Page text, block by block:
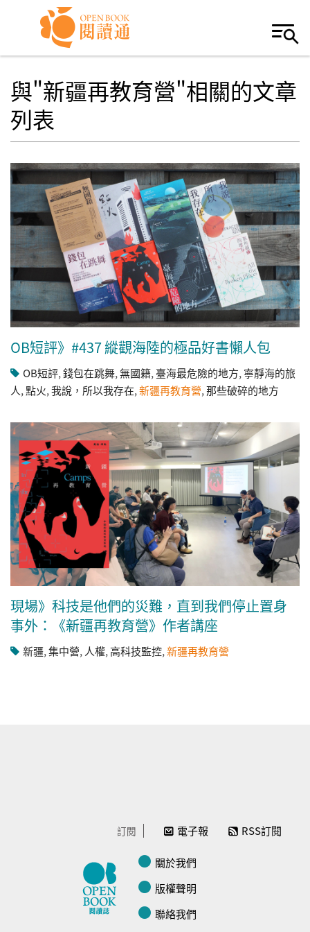
Skip to navigation
移至主內容
與"新疆再教育營"相關的文章
列表
OB短評》#437 縱觀海陸的極品好書懶人包
OB短評,錢包在跳舞,無國籍, 臺海最危險的地方, 寧靜海的旅
人,點火,我說，所以我存在,新疆再教育營,那些破碎的地方
現場》科技是他們的災難，直到我們停止置身
事外：《新疆再教育營》作者講座
新疆,集中營,人權,高科技監控,新疆再教育營
訂閱 電子報 RSS訂閱
關於我們
版權聲明
聯絡我們